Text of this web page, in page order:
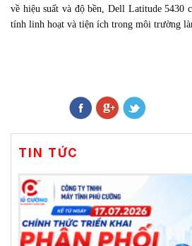
về hiệu suất và độ bền, Dell Latitude 5430
tính linh hoạt và tiện ích trong môi trường
TIN TỨC